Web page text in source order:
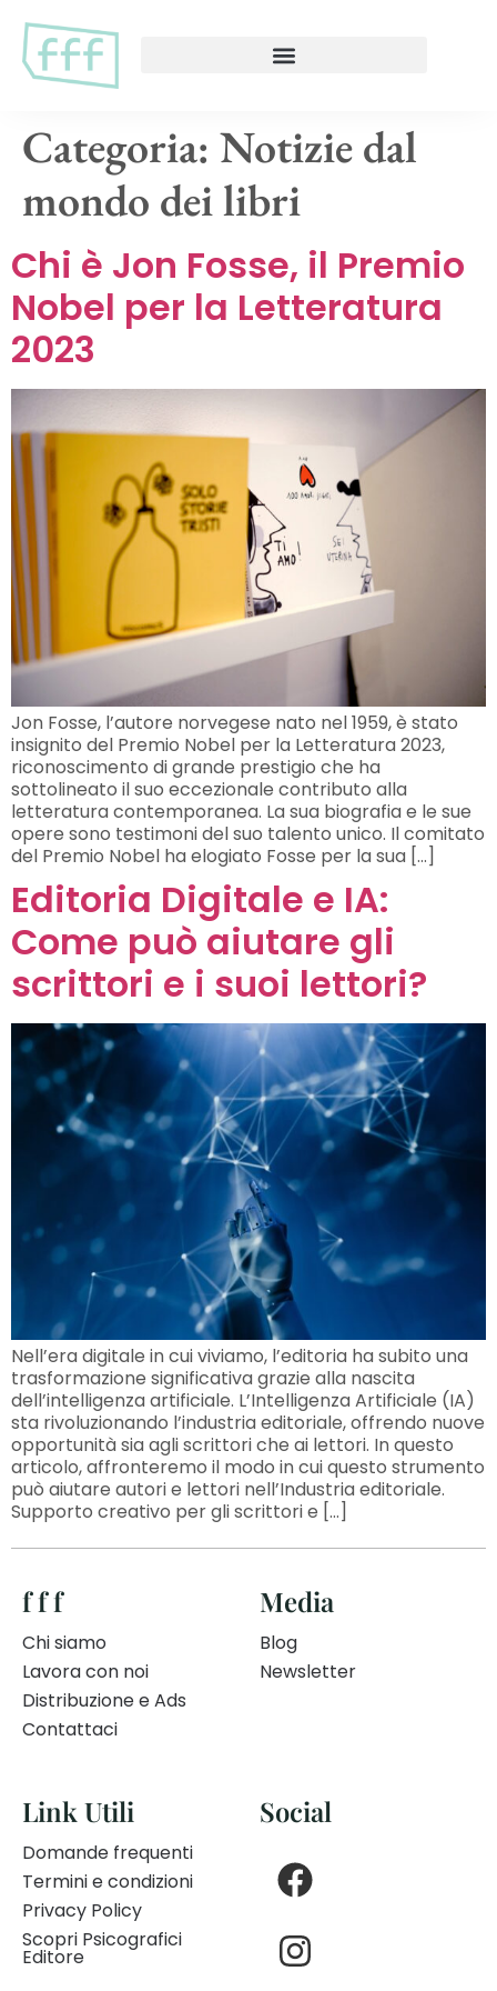
Categoria: Notizie dal
mondo dei libri
Chi è Jon Fosse, il Premio
Nobel per la Letteratura
2023
Jon Fosse, l’autore norvegese nato nel 1959, è stato
insignito del Premio Nobel per la Letteratura 2023,
riconoscimento di grande prestigio che ha
sottolineato il suo eccezionale contributo alla
letteratura contemporanea. La sua biografia e le sue
opere sono testimoni del suo talento unico. Il comitato
del Premio Nobel ha elogiato Fosse per la sua […]
Editoria Digitale e IA:
Come può aiutare gli
scrittori e i suoi lettori?
Nell’era digitale in cui viviamo, l’editoria ha subito una
trasformazione significativa grazie alla nascita
dell’intelligenza artificiale. L’Intelligenza Artificiale (IA)
sta rivoluzionando l’industria editoriale, offrendo nuove
opportunità sia agli scrittori che ai lettori. In questo
articolo, affronteremo il modo in cui questo strumento
può aiutare autori e lettori nell’Industria editoriale.
Supporto creativo per gli scrittori e […]
f f f
Chi siamo
Lavora con noi
Distribuzione e Ads
Contattaci
Media
Blog
Newsletter
Link Utili
Domande frequenti
Termini e condizioni
Privacy Policy
Scopri Psicografici
Editore
Social